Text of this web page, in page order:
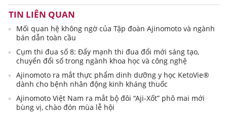
TIN LIÊN QUAN
Mối quan hệ không ngờ của Tập đoàn Ajinomoto và ngành
bán dẫn toàn cầu
Cụm thi đua số 8: Đẩy mạnh thi đua đổi mới sáng tạo,
chuyển đổi số trong ngành khoa học và công nghệ
Ajinomoto ra mắt thực phẩm dinh dưỡng y học KetoVie®
dành cho bệnh nhân động kinh kháng thuốc
Ajinomoto Việt Nam ra mắt bộ đôi “Aji-Xốt” phô mai mới
bùng vị, chào đón mùa lễ hội